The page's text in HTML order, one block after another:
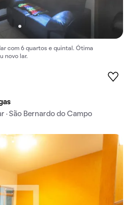
com 6 quartos e quintal. Ótima
novo lar.
· São Bernardo do Campo